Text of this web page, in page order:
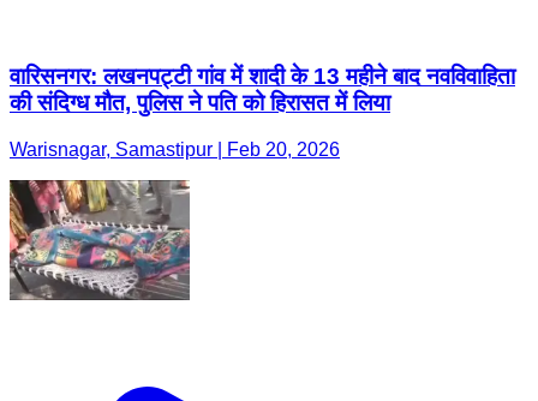
वारिसनगर: लखनपट्टी गांव में शादी के 13 महीने बाद नवविवाहिता
की संदिग्ध मौत, पुलिस ने पति को हिरासत में लिया
Warisnagar, Samastipur | Feb 20, 2026